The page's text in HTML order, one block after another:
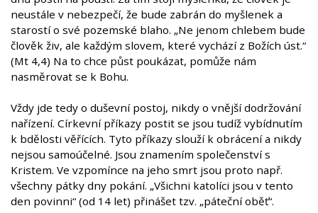
neustále v nebezpečí, že bude zabrán do myšlenek a
starostí o své pozemské blaho. „Ne jenom chlebem bude
člověk živ, ale každým slovem, které vychází z Božích úst.“
(Mt 4,4) Na to chce půst poukázat, pomůže nám
nasměrovat se k Bohu.
Vždy jde tedy o duševní postoj, nikdy o vnější dodržování
nařízení. Církevní příkazy postit se jsou tudíž vybídnutím
k bdělosti věřících. Tyto příkazy slouží k obrácení a nikdy
nejsou samoúčelné. Jsou znamením společenství s
Kristem. Ve vzpomínce na jeho smrt jsou proto např.
všechny pátky dny pokání. „Všichni katolíci jsou v tento
den povinni“ (od 14 let) přinášet tzv. „páteční oběť“.